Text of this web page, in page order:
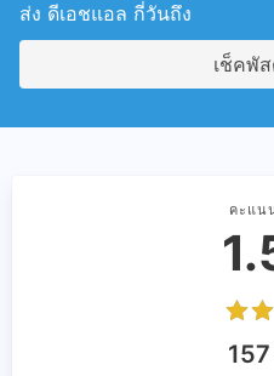
ส่ง ดีเอชแอล กี่วันถึง
เช็คพั
คะแน